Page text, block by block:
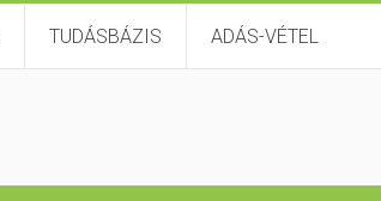
TUDÁSBÁZIS ADÁS-VÉTEL